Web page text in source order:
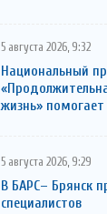
5 августа 2026, 9:32
Национальный
жизнь»
5 августа 2026, 9:29
В БАРС– Брянcк
cпециaлистoв